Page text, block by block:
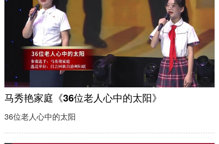
马秀艳家庭《36位老人心中的太阳》
36位老人心中的太阳